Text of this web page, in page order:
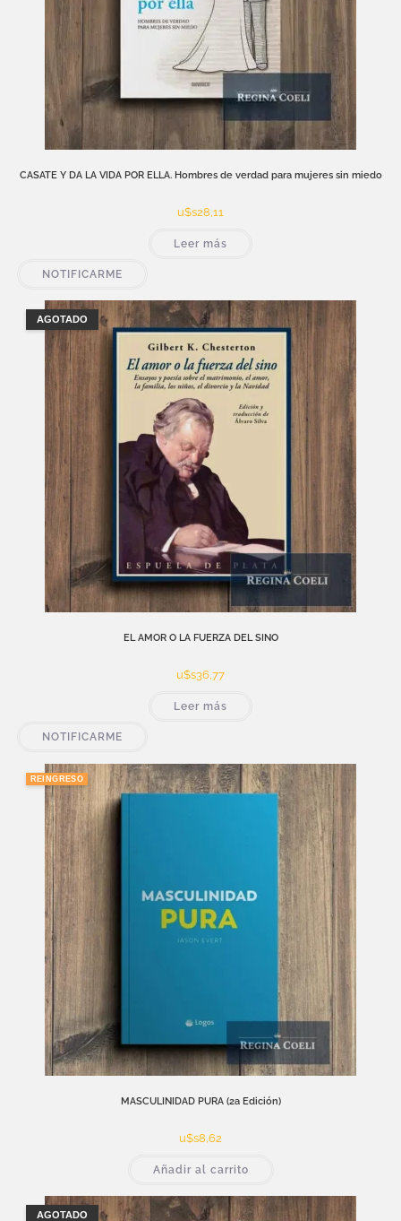
CASATE Y DA LA VIDA POR ELLA. Hombres de verdad para mujeres sin miedo
u$s28,11
Leer más
NOTIFICARME
AGOTADO
EL AMOR O LA FUERZA DEL SINO
u$s36,77
Leer más
NOTIFICARME
REINGRESO
MASCULINIDAD PURA (2a Edición)
u$s8,62
Añadir al carrito
AGOTADO